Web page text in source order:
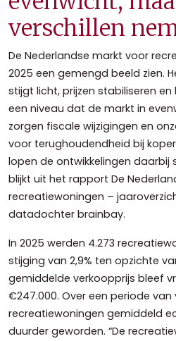
verschillen
De Nederlandse markt voor
2025 een gemengd beeld zien.
stijgt licht, prijzen stabiliseren
een niveau dat de markt in
zorgen fiscale wijzigingen en
voor terughoudendheid bij
lopen de ontwikkelingen daarbij
blijkt uit het rapport De
recreatiewoningen –
datadochter brainbay.
In 2025 werden 4.273
stijging van 2,9% ten opzichte
gemiddelde verkoopprijs bleef
€247.000. Over een periode van
recreatiewoningen gemiddeld
duurder geworden. “De